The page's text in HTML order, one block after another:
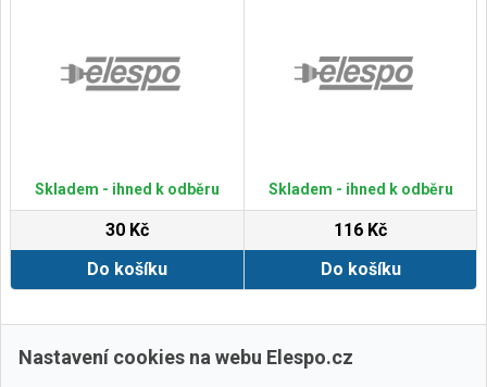
Skladem - ihned k odběru
30 Kč
Do košíku
Skladem - ihned k odběru
116 Kč
Do košíku
Zobrazit další
Nastavení cookies na webu Elespo.cz